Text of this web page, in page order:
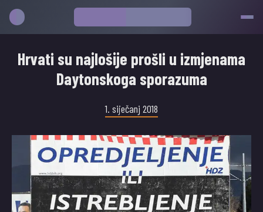
Hrvati su najlošije prošli u izmjenama
Daytonskoga sporazuma
1. siječanj 2018